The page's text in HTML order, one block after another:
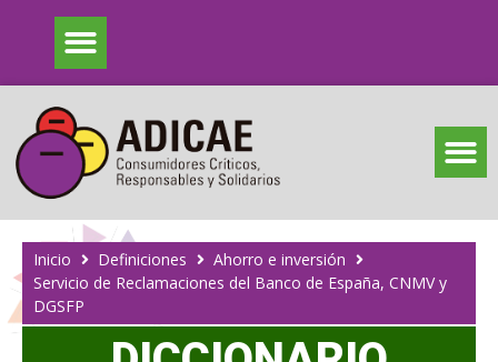
Inicio Definiciones
Ahorro e inversión
Servicio de Reclamaciones del Banco de España, CNMV y
DGSFP